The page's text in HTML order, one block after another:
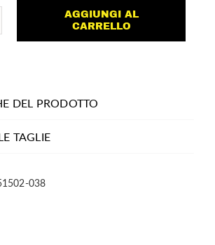
AGGIUNGI AL
CARRELLO
DEL PRODOTTO
TAGLIE
038